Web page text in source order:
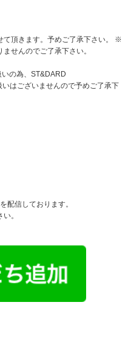
頂きます。予めご了承下さい。 ※
せんのでご了承下さい。
の為、ST&DARD
はございませんので予めご了承下
配信しております。
。